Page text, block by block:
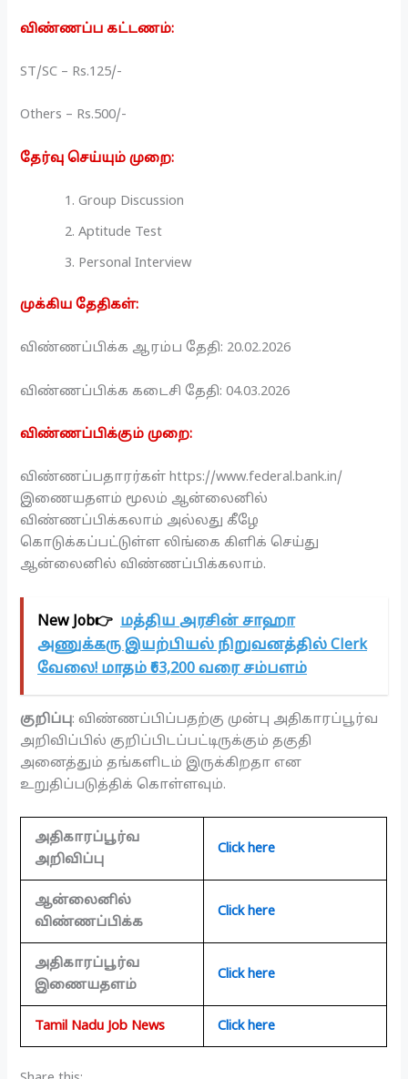
விண்ணப்ப கட்டணம்:
ST/SC – Rs.125/-
Others – Rs.500/-
தேர்வு செய்யும் முறை:
Group Discussion
Aptitude Test
Personal Interview
முக்கிய தேதிகள்:
விண்ணப்பிக்க ஆரம்ப தேதி: 20.02.2026
விண்ணப்பிக்க கடைசி தேதி: 04.03.2026
விண்ணப்பிக்கும் முறை:
விண்ணப்பதாரர்கள் https://www.federal.bank.in/
இணையதளம் மூலம் ஆன்லைனில்
விண்ணப்பிக்கலாம் அல்லது கீழே
கொடுக்கப்பட்டுள்ள லிங்கை கிளிக் செய்து
ஆன்லைனில் விண்ணப்பிக்கலாம்.
New Job👉 மத்திய அரசின் சாஹா
அணுக்கரு இயற்பியல் நிறுவனத்தில் Clerk
வேலை! மாதம் ₹63,200 வரை சம்பளம்
குறிப்பு: விண்ணப்பிப்பதற்கு முன்பு அதிகாரப்பூர்வ
அறிவிப்பில் குறிப்பிடப்பட்டிருக்கும் தகுதி
அனைத்தும் தங்களிடம் இருக்கிறதா என
உறுதிப்படுத்திக் கொள்ளவும்.
அதிகாரப்பூர்வ
அறிவிப்பு
Click here
ஆன்லைனில்
விண்ணப்பிக்க
Click here
அதிகாரப்பூர்வ
இணையதளம்
Click here
Tamil Nadu Job News Click here